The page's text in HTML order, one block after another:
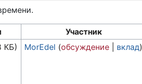
Участник
КБ) MorEdel (обсуждение вклад)